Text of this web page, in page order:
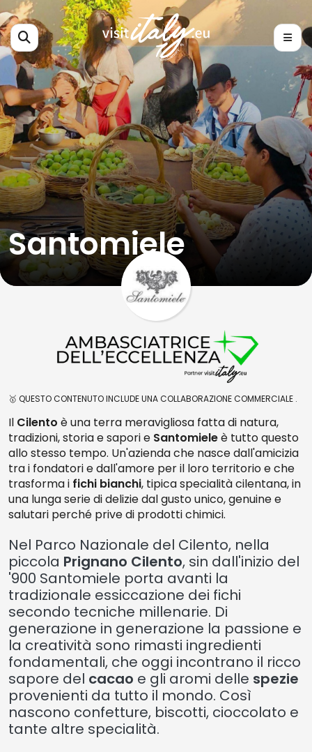
Santomiele
🥇 QUESTO CONTENUTO INCLUDE UNA COLLABORAZIONE COMMERCIALE .
Il Cilento è una terra meravigliosa fatta di natura,
tradizioni, storia e sapori e Santomieleè tutto questo
allo stesso tempo. Un'azienda che nasce dall'amicizia
tra i fondatori e dall'amore per il loro territorio e che
trasforma i fichi bianchi, tipica specialità cilentana, in
una lunga serie di delizie dal gusto unico, genuine e
salutari perché prive di prodotti chimici.
Nel Parco Nazionale del Cilento, nella
piccola Prignano Cilento, sin dall'inizio del
'900 Santomiele porta avanti la
tradizionale essiccazione dei fichi
secondo tecniche millenarie. Di
generazione in generazione la passione e
la creatività sono rimasti ingredienti
fondamentali, che oggi incontrano il ricco
sapore del cacao e gli aromi delle spezie
provenienti da tutto il mondo. Così
nascono confetture, biscotti, cioccolato e
tante altre specialità.